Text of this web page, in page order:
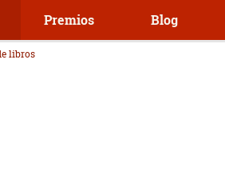
Premios Blog
libros